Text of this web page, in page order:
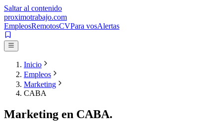
Saltar al contenido
proximotrabajo.com
EmpleosRemotosCVPara vosAlertas
Inicio
Empleos
Marketing
CABA
Marketing en CABA.